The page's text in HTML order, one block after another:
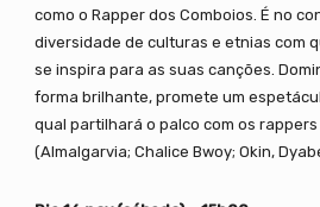
como o Rapper dos Comboios. É no
diversidade de culturas e etnias com
se inspira para as suas canções.
forma brilhante, promete um
qual partilhará o palco com os rappers
(Almalgarvia; Chalice Bwoy; Okin,